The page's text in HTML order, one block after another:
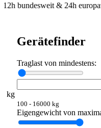
& 24h europaweit
Gerätefinder
Traglast von mindestens:
kg
100 - 16000 kg
Eigengewicht von